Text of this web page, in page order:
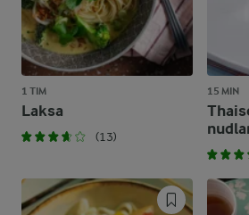
1 TIM
Laksa
(13)
15 MIN